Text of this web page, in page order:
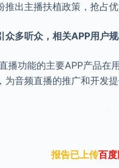
出主播扶植政策，抢占优
众多听众，相关APP用户
播功能的主要APP产品在
为音频直播的推广和开发提
报告已上传百